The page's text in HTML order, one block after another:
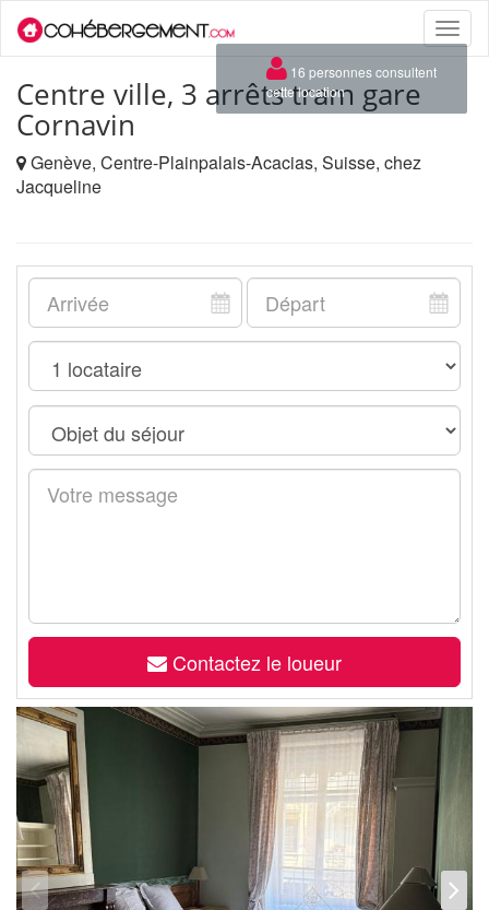
Toggle
Centre ville, 3 arrêts tram gare
Cornavin
Genève, Centre-Plainpalais-Acacias, Suisse, chez
Jacqueline
Contactez le loueur
×
16 personnes consultent
cette location